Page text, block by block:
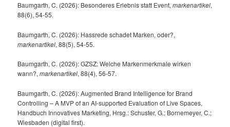
Baumgarth, C. (2026): Besonderes Erlebnis statt Event,markenartikel,
88(6), 54-55.
Baumgarth, C. (2026): Hassrede schadet Marken, oder?,
markenartikel, 88(5), 54-55.
Baumgarth, C. (2026): GZSZ: Welche Markenmerkmale wirken
wann?,markenartikel, 88(4), 56-57.
Baumgarth, C. (2026): Augmented Brand Intelligence for Brand
Controlling – A MVP of an AI-supported Evaluation of Live Spaces,
Handbuch Innovatives Marketing, Hrsg.: Schuster, G.; Bornemeyer, C.;
Wiesbaden (digital first).